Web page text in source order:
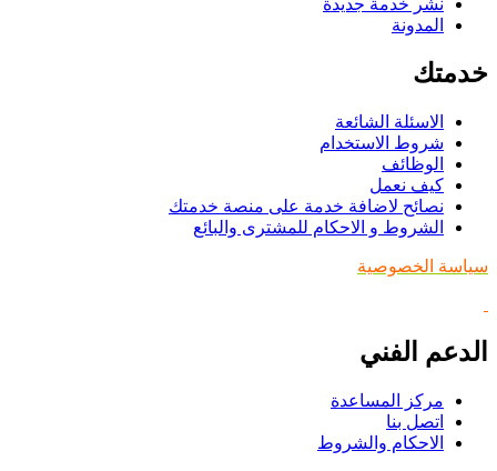
نشر خدمة جديدة
المدونة
خدمتك
الاسئلة الشائعة
شروط الاستخدام
الوظائف
كيف نعمل
نصائح لاضافة خدمة على منصة خدمتك
الشروط و الاحكام للمشترى والبائع
سياسة الخصوصية
الدعم الفني
مركز المساعدة
اتصل بنا
الاحكام والشروط